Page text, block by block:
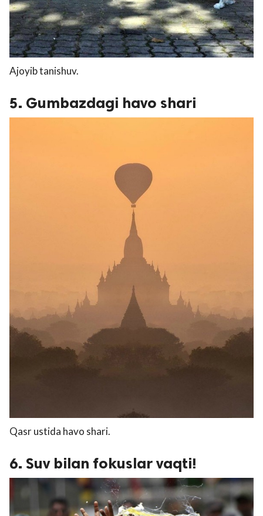
Ajoyib tanishuv.
5. Gumbazdagi havo shari
Qasr ustida havo shari.
6. Suv bilan fokuslar vaqti!